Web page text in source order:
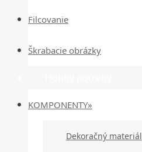
Filcovanie
Škrabacie obrázky
KOMPONENTY»
Dekoračný materiál